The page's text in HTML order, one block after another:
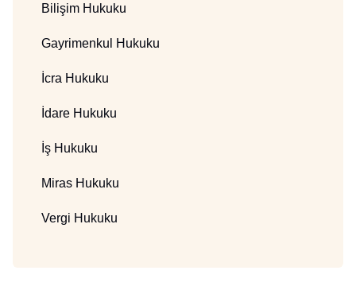
Bilişim Hukuku
Gayrimenkul Hukuku
İcra Hukuku
İdare Hukuku
İş Hukuku
Miras Hukuku
Vergi Hukuku